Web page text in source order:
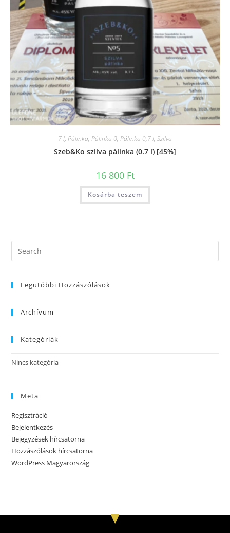
7 l, Pálinka, Pálinka 0, Pálinka 0,7 l, Szilva
Szeb&Ko szilva pálinka (0.7 l) [45%]
16 800 Ft
Kosárba teszem
Legutóbbi Hozzászólások
Archívum
Kategóriák
Nincs kategória
Meta
Regisztráció
Bejelentkezés
Bejegyzések hírcsatorna
Hozzászólások hírcsatorna
WordPress Magyarország